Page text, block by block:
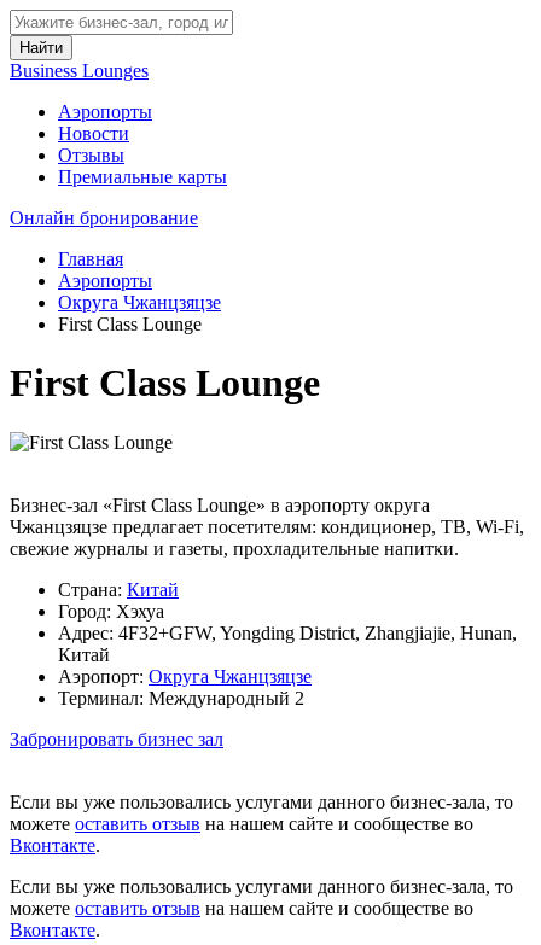
Найти
Business Lounges
Аэропорты
Новости
Отзывы
Премиальные карты
Онлайн бронирование
Главная
Аэропорты
Округа Чжанцзяцзе
First Class Lounge
First Class Lounge
Бизнес-зал «First Class Lounge» в аэропорту округа
Чжанцзяцзе предлагает посетителям: кондиционер, ТВ, Wi-Fi,
свежие журналы и газеты, прохладительные напитки.
Страна: Китай
Город: Хэхуа
Адрес: 4F32+GFW, Yongding District, Zhangjiajie, Hunan,
Китай
Аэропорт: Округа Чжанцзяцзе
Терминал: Международный 2
Забронировать бизнес зал
Если вы уже пользовались услугами данного бизнес-зала, то
можете оставить отзыв на нашем сайте и сообществе во
Вконтакте.
Если вы уже пользовались услугами данного бизнес-зала, то
можете оставить отзыв на нашем сайте и сообществе во
Вконтакте.